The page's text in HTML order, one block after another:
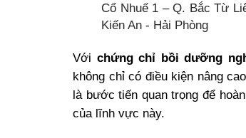
Cổ Nhuế 1 – Q. Bắc Từ
Kiến An - Hải Phòng
Với chứng chỉ bồi dưỡng
không chỉ có điều kiện nâng
là bước tiến quan trọng để
của lĩnh vực này.